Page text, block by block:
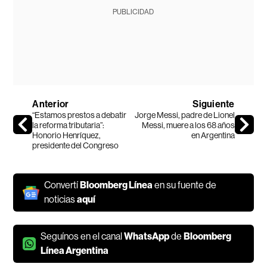
PUBLICIDAD
Anterior
“Estamos prestos a debatir
la reforma tributaria”:
Honorio Henríquez,
presidente del Congreso
Siguiente
Jorge Messi, padre de Lionel
Messi, muere a los 68 años
en Argentina
Convertí Bloomberg Líneaen su fuente de
noticiasaquí
Seguínos en el canalWhatsAppde Bloomberg
Línea Argentina